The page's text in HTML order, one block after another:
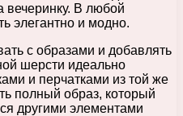
вечеринку. В любой
элегантно и модно.
с образами и добавлять
шерсти идеально
и перчатками из той же
полный образ, который
другими элементами